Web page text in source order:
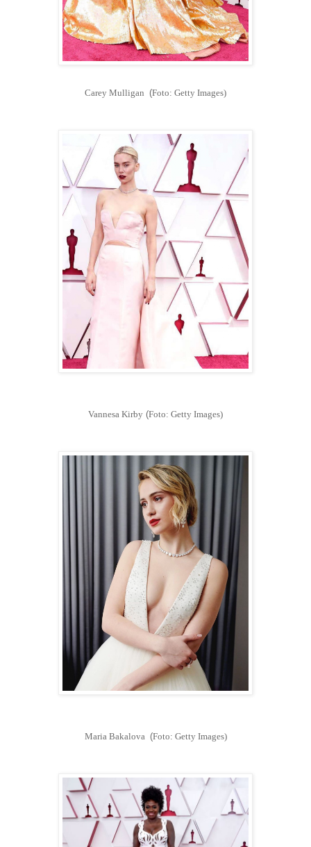
Carey Mulligan (Foto: Getty Images)
Vannesa Kirby (Foto: Getty Images)
Maria Bakalova (Foto: Getty Images)